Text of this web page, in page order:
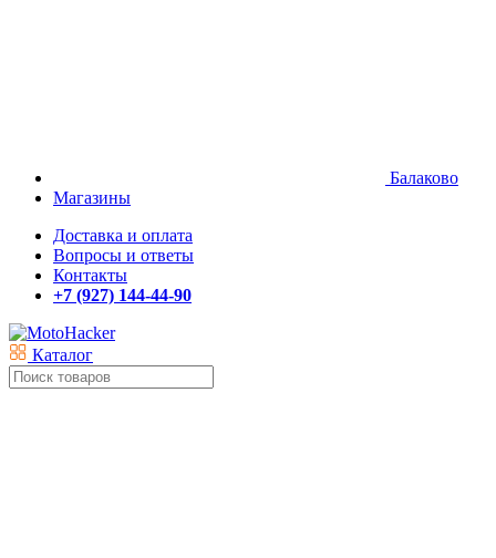
Балаково
Магазины
Доставка и оплата
Вопросы и ответы
Контакты
+7 (927) 144-44-90
Каталог